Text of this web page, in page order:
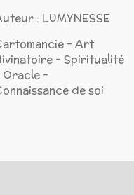
: LUMYNESSE
- Art
- Spiritualité
Oracle -
de soi